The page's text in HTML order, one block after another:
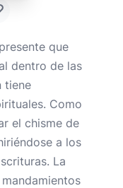
que
dentro de las
tiene
Como
el chisme de
a los
La